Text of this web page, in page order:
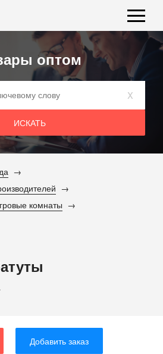
оптом
x
комнаты
Добавить заказ